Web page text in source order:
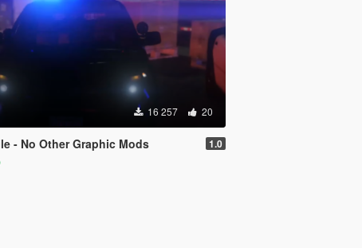
16 257 20
- No Other Graphic Mods 1.0